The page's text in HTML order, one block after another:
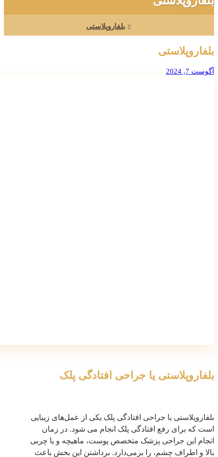
بلفاروپلاستی
بلفاروپلاستی
آگوست 7, 2024
بلفاروپلاستی یا جراحی افتادگی پلک
بلفاروپلاستی یا جراحی افتادگی پلک یکی از عمل‌های زیبایی
است که برای رفع افتادگی پلک انجام می شود. در زمان
انجام این جراحی پزشک متخصص پوست، ماهیچه و یا چربی
بالا و اطراف چشم، را برمی‌دارد. برداشتن این بخش باعث